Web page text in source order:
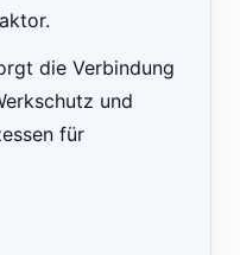
die Verbindung
und
für